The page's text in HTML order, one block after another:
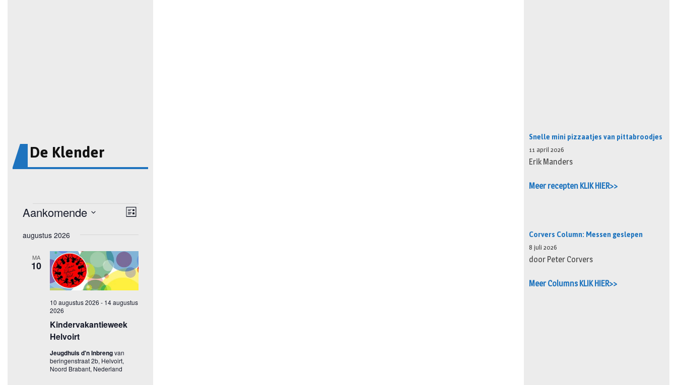
De Klender
Snelle mini pizzaatjes van pittabroodjes
11 april 2026
Erik Manders
Meer recepten KLIK HIER>>
Corvers Column: Messen geslepen
8 juli 2026
door Peter Corvers
Meer Columns KLIK HIER>>